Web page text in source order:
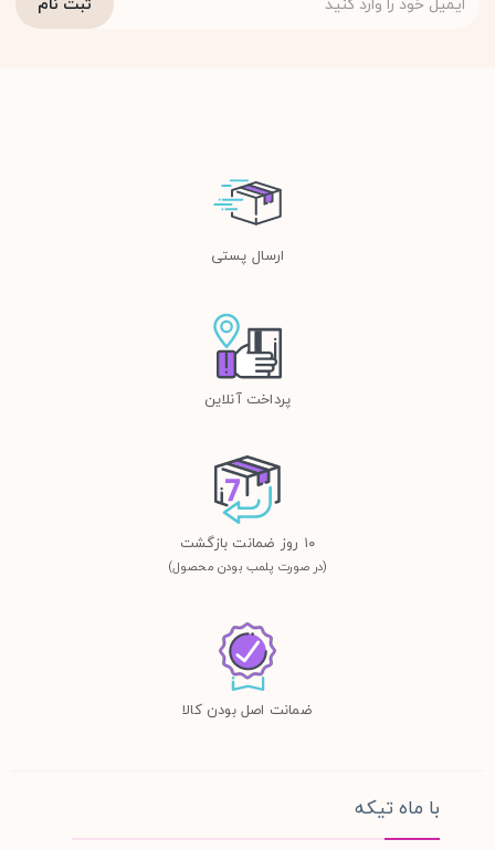
ارسال پستی
پرداخت آنلاین
١٠ روز ضمانت بازگشت
(در صورت پلمب بودن محصول)
ضمانت اصل بودن کالا
با ماه تیکه